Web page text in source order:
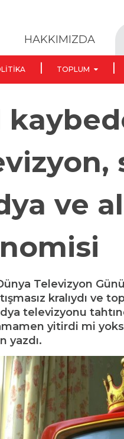
HAKKIMIZDA
TOPLUM
ve
Televizyon
kralıydı ve
televizyonu
yitirdi mi
yazdı.